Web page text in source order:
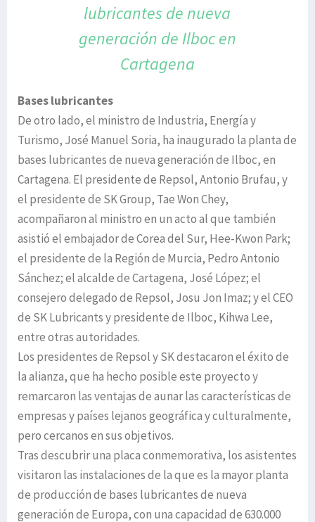
lubricantes de nueva
generación de Ilboc en
Cartagena
Bases lubricantes
De otro lado, el ministro de Industria, Energía y
Turismo, José Manuel Soria, ha inaugurado la planta de
bases lubricantes de nueva generación de Ilboc, en
Cartagena. El presidente de Repsol, Antonio Brufau, y
el presidente de SK Group, Tae Won Chey,
acompañaron al ministro en un acto al que también
asistió el embajador de Corea del Sur, Hee-Kwon Park;
el presidente de la Región de Murcia, Pedro Antonio
Sánchez; el alcalde de Cartagena, José López; el
consejero delegado de Repsol, Josu Jon Imaz; y el CEO
de SK Lubricants y presidente de Ilboc, Kihwa Lee,
entre otras autoridades.
Los presidentes de Repsol y SK destacaron el éxito de
la alianza, que ha hecho posible este proyecto y
remarcaron las ventajas de aunar las características de
empresas y países lejanos geográfica y culturalmente,
pero cercanos en sus objetivos.
Tras descubrir una placa conmemorativa, los asistentes
visitaron las instalaciones de la que es la mayor planta
de producción de bases lubricantes de nueva
generación de Europa, con una capacidad de 630.000